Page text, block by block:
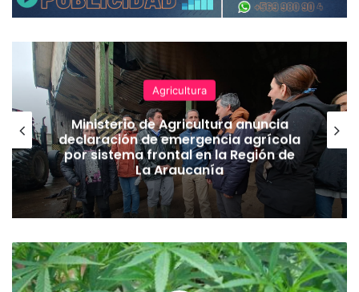
Agricultura
Ministerio de Agricultura anuncia
declaración de emergencia agrícola
por sistema frontal en la Región de
La Araucanía
L
a
A